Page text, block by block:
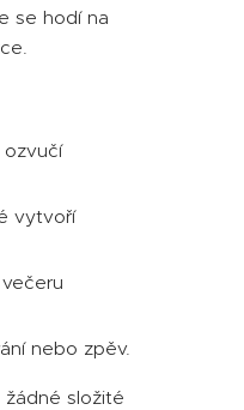
se hodí na
vytvoří
nebo zpěv.
složité